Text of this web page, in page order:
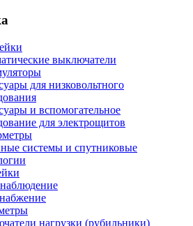
выключатели
для низковольтного
и вспомогательное
для электрощитов
системы и спутниковые
нагрузки (рубильники)